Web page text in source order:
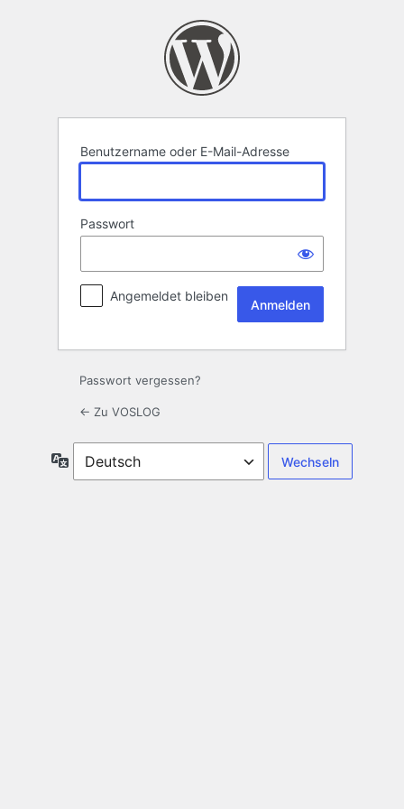
Benutzername oder E-Mail-Adresse
Passwort
Angemeldet bleiben
Passwort vergessen?
← Zu VOSLOG
Sprache